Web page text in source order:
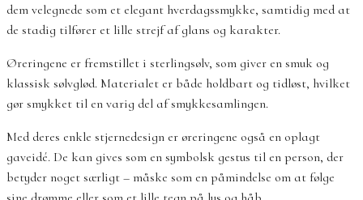
dem velegnede som et elegant hverdagssmykke, samtidig med at
de stadig tilfører et lille strejf af glans og karakter.
Øreringene er fremstillet i sterlingsølv, som giver en smuk og
klassisk sølvglød. Materialet er både holdbart og tidløst, hvilket
gør smykket til en varig del af smykkesamlingen.
Med deres enkle stjernedesign er øreringene også en oplagt
gaveidé. De kan gives som en symbolsk gestus til en person, der
betyder noget særligt – måske som en påmindelse om at følge